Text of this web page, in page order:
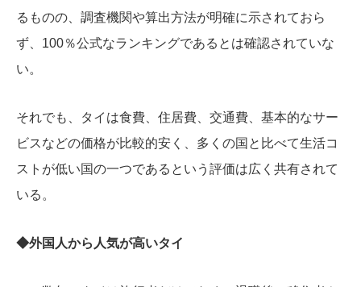
るものの、調査機関や算出方法が明確に示されておら
ず、100％公式なランキングであるとは確認されていな
い。
それでも、タイは食費、住居費、交通費、基本的なサー
ビスなどの価格が比較的安く、多くの国と比べて生活コ
ストが低い国の一つであるという評価は広く共有されて
いる。
◆外国人から人気が高いタイ